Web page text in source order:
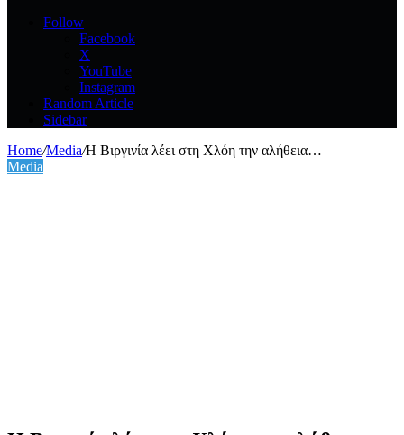
Follow
Facebook
X
YouTube
Instagram
Random Article
Sidebar
Home/Media/Η Βιργινία λέει στη Χλόη την αλήθεια…
Media